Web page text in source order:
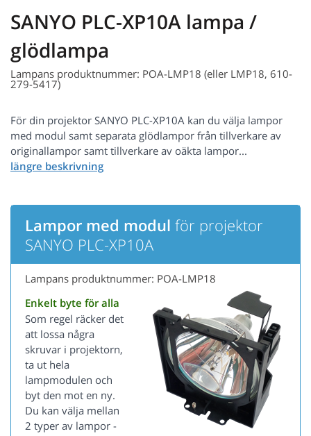
SANYO PLC-XP10A lampa /
glödlampa
Lampans produktnummer: POA-LMP18 (eller LMP18, 610-
279-5417)
För din projektor SANYO PLC-XP10A kan du välja lampor
med modul samt separata glödlampor från tillverkare av
originallampor samt tillverkare av oäkta lampor...
Lampor med modul för projektor
SANYO PLC-XP10A
Lampans produktnummer: POA-LMP18
Enkelt byte för alla
Som regel räcker det
att lossa några
skruvar i projektorn,
ta ut hela
lampmodulen och
byt den mot en ny.
Du kan välja mellan
2 typer av lampor -